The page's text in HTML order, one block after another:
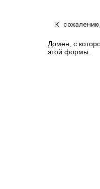
К
Домен, с
этой формы.